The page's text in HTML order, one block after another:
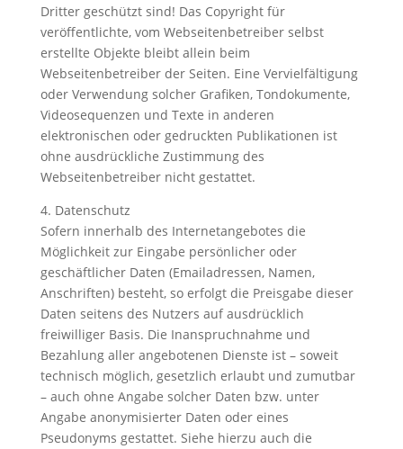
Dritter geschützt sind! Das Copyright für
veröffentlichte, vom Webseitenbetreiber selbst
erstellte Objekte bleibt allein beim
Webseitenbetreiber der Seiten. Eine Vervielfältigung
oder Verwendung solcher Grafiken, Tondokumente,
Videosequenzen und Texte in anderen
elektronischen oder gedruckten Publikationen ist
ohne ausdrückliche Zustimmung des
Webseitenbetreiber nicht gestattet.
4. Datenschutz
Sofern innerhalb des Internetangebotes die
Möglichkeit zur Eingabe persönlicher oder
geschäftlicher Daten (Emailadressen, Namen,
Anschriften) besteht, so erfolgt die Preisgabe dieser
Daten seitens des Nutzers auf ausdrücklich
freiwilliger Basis. Die Inanspruchnahme und
Bezahlung aller angebotenen Dienste ist – soweit
technisch möglich, gesetzlich erlaubt und zumutbar
– auch ohne Angabe solcher Daten bzw. unter
Angabe anonymisierter Daten oder eines
Pseudonyms gestattet. Siehe hierzu auch die